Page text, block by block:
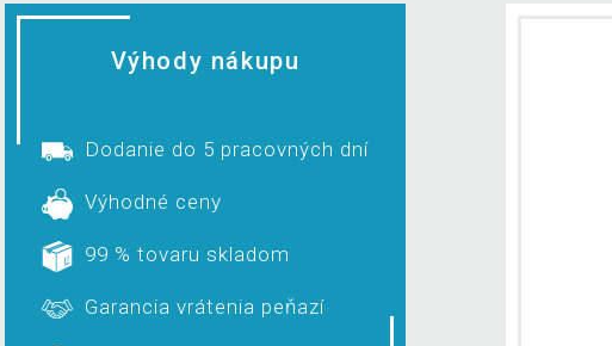
Výhody nákupu
Dodanie do 5 pracovných dní
Výhodné ceny
99 % tovaru skladom
Garancia vrátenia peňazí